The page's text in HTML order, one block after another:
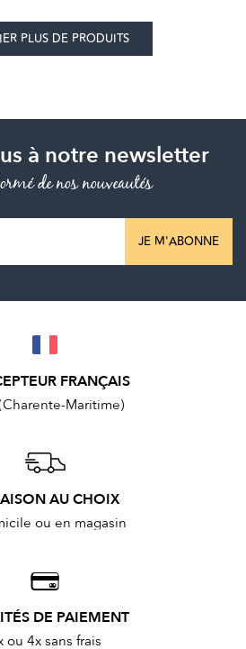
PLUS DE PRODUITS
à notre newsletter
de nos nouveautés
JE M'ABONNE
FRANÇAIS
Maritime)
AU CHOIX
ou en magasin
DE PAIEMENT
ou 4x sans frais